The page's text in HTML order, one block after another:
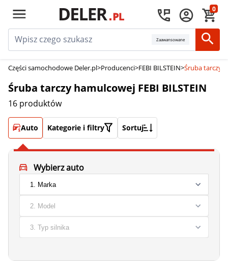
0
Zaawansowane
Części samochodowe Deler.pl>Producenci>FEBI BILSTEIN>Śruba tarczy
Śruba tarczy hamulcowej FEBI BILSTEIN
16 produktów
Auto Kategorie i filtry Sortuj
Wybierz auto